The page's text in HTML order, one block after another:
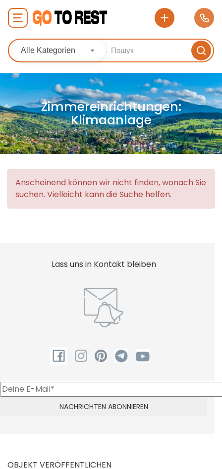
Alle Kategorien
Zimmereinrichtungen:
Klimaanlage
Anscheinend können wir nicht finden, wonach Sie
suchen. Vielleicht kann die Suche helfen.
Lass uns in Kontakt bleiben
OBJEKT VERÖFFENTLICHEN